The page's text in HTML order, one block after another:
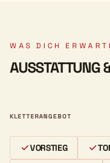
WAS DICH
AUSSTATTUNG
KLETTERANGEBOT
VORSTIEG